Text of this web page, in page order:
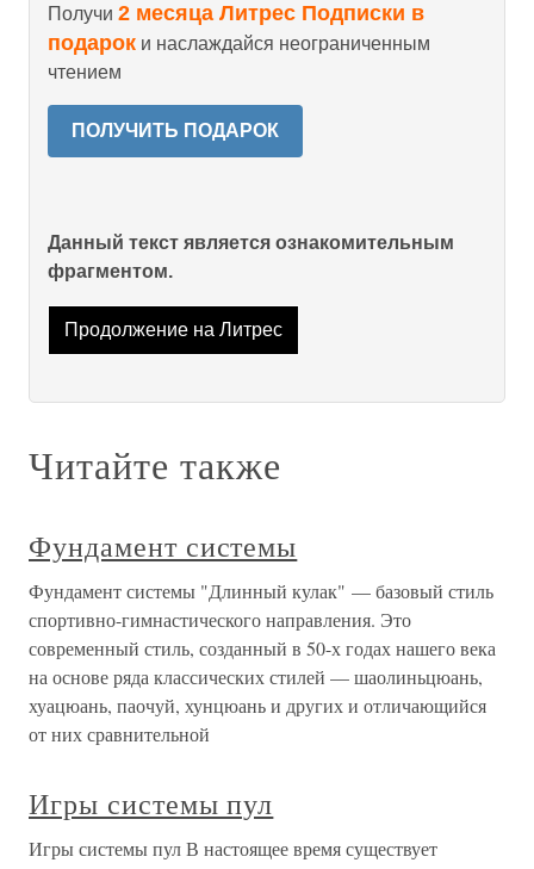
Получи 2 месяца Литрес Подписки в
подарок и наслаждайся неограниченным
чтением
ПОЛУЧИТЬ ПОДАРОК
Данный текст является ознакомительным
фрагментом.
Продолжение на Литрес
Читайте также
Фундамент системы
Фундамент системы "Длинный кулак" — базовый стиль
спортивно-гимнастического направления. Это
современный стиль, созданный в 50-х годах нашего века
на основе ряда классических стилей — шаолиньцюань,
хуацюань, паочуй, хунцюань и других и отличающийся
от них сравнительной
Игры системы пул
Игры системы пул В настоящее время существует